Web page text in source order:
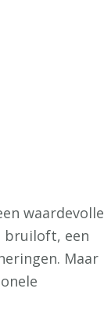
waardevolle
bruiloft, een
Maar